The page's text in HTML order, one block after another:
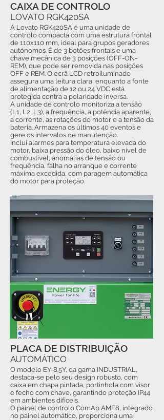
A Lovato RGK420SA é uma unidade de
controlo compacta com uma estrutura frontal
de 110x110 mm, ideal para grupos geradores
autónomos. É de 3 botões frontais e uma
chave mecânica de 3 posições (OFF-ON-
REM), que pode ser removida nas posições
OFF e REM. O ecrã LCD retroiluminado
assegura uma leitura clara, enquanto a fonte
de alimentação de 12 ou 24 VDC está
protegida contra a polaridade inversa.
A unidade de controlo monitoriza a tensão
(L1, L2, L3), a frequência, a potência aparente,
a corrente, as rotações do motor e a tensão da
bateria. Armazena os últimos 40 eventos e
gere os intervalos de manutenção.
Inclui alarmes para temperatura elevada do
motor, baixa pressão do óleo, baixo nível de
combustível, anomalias de tensão ou
frequência, falha no arranque e corrente
máxima excedida, com paragem automática
do motor para proteção.
CAIXA DE CONTROLO
LOVATO RGK420SA
O modelo EY-8.5Y, da gama INDUSTRIAL,
destaca-se pelo seu design robusto, com
caixa em chapa pintada, portinhola com visor
e fecho com chave, garantindo proteção IP44
em ambientes difíceis.
O painel de controlo ComAp AMF8, integrado
no painel automático, proporciona uma
PLACA DE DISTRIBUIÇÃO
AUTOMÁTICO